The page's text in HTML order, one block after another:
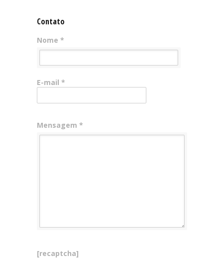
Contato
Nome *
E-mail *
Mensagem *
[recaptcha]